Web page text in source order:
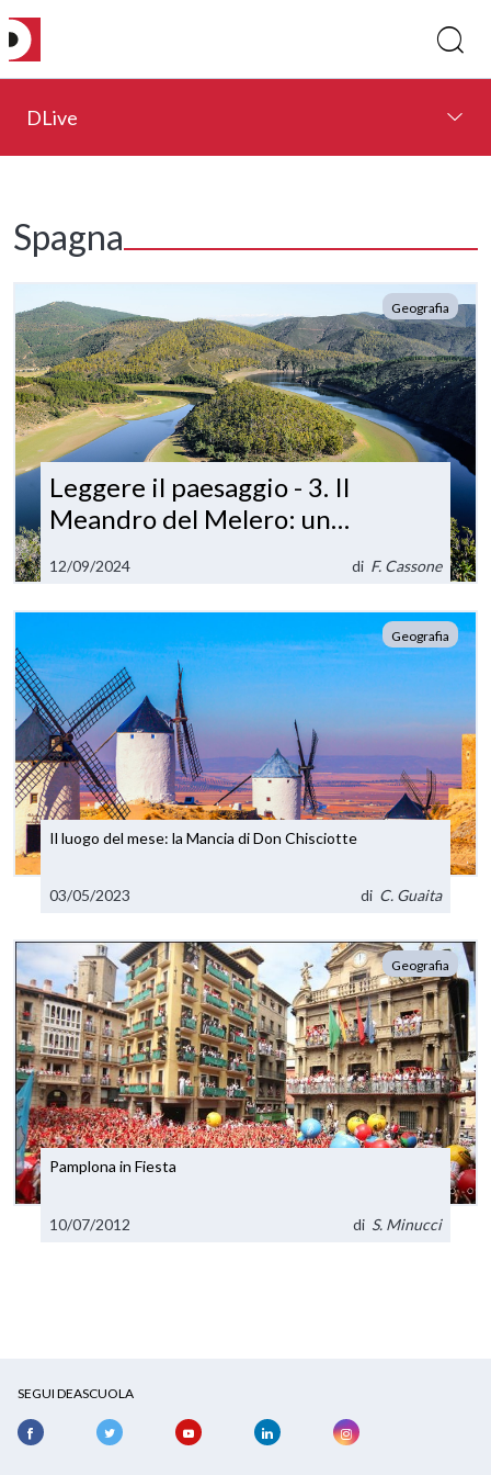
DLive
Spagna
Geografia
Leggere il paesaggio - 3. Il
Meandro del Melero: un
12/09/2024 di F. Cassone
Geografia
Il luogo del mese: la Mancia di Don Chisciotte
03/05/2023 di C. Guaita
Geografia
Pamplona in Fiesta
10/07/2012 di S. Minucci
SEGUI DEASCUOLA